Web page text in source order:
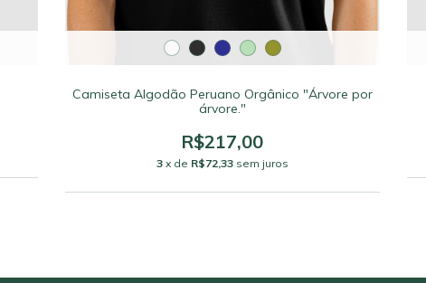
Camiseta Algodão Peruano Orgânico "Árvore por
árvore."
R$217,00
3 x de R$72,33 sem juros